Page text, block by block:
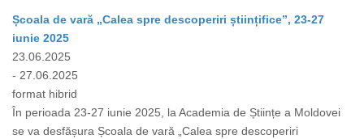
Școala de vară „Calea spre descoperiri științifice”, 23-27
iunie 2025
23.06.2025
- 27.06.2025
format hibrid
În perioada 23-27 iunie 2025, la Academia de Științe a Moldovei
se va desfășura Școala de vară „Calea spre descoperiri